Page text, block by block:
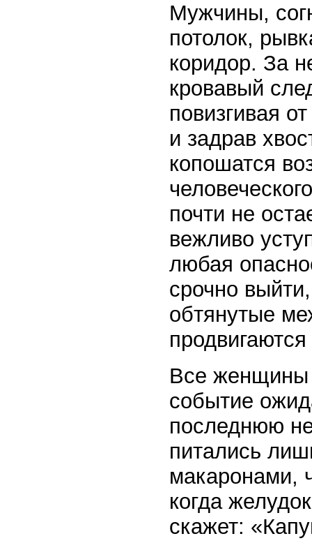
Мужчины,
потолок,
коридор. За
кровавый
повизгивая
и задрав
копошатся
почти не
вежливо
любая
срочно
обтянутые
Все женщины
событие
последнюю
питались
макаронами,
когда
скажет: